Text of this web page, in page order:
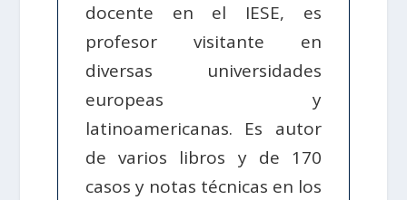
docente en el IESE, es
profesor visitante en
diversas universidades
europeas y
latinoamericanas. Es autor
de varios libros y de 170
casos y notas técnicas en los